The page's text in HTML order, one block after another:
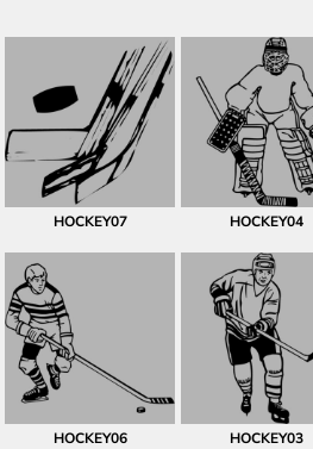
HOCKEY07 HOCKEY04
HOCKEY06 HOCKEY03